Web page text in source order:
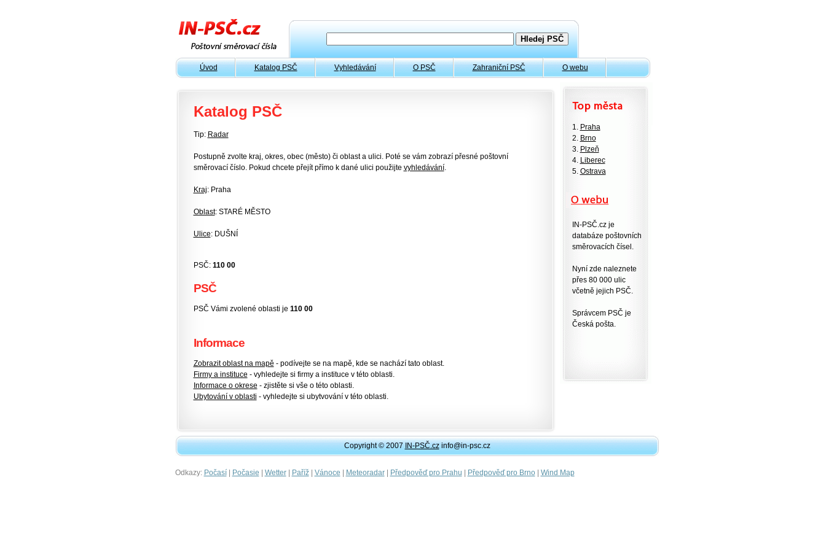
Úvod Katalog PSČ Vyhledávání O PSČ Zahraniční PSČ O webu
Katalog PSČ
Tip: Radar
Postupně zvolte kraj, okres, obec (město) či oblast a ulici. Poté se vám zobrazí přesné poštovní
směrovací číslo. Pokud chcete přejít přímo k dané ulici použijte vyhledávání.
Kraj: Praha
Oblast: STARÉ MĚSTO
Ulice: DUŠNÍ
PSČ: 110 00
PSČ
PSČ Vámi zvolené oblasti je 110 00
Informace
Zobrazit oblast na mapě - podívejte se na mapě, kde se nachází tato oblast.
Firmy a instituce - vyhledejte si firmy a instituce v této oblasti.
Informace o okrese - zjistěte si vše o této oblasti.
Ubytování v oblasti - vyhledejte si ubytvování v této oblasti.
1. Praha
2. Brno
3. Plzeň
4. Liberec
5. Ostrava
IN-PSČ.cz je
databáze poštovních
směrovacích čísel.
Nyní zde naleznete
přes 80 000 ulic
včetně jejich PSČ.
Správcem PSČ je
Česká pošta.
Copyright © 2007IN-PSČ.czinfo@in-psc.cz
Odkazy: Počasí| Počasie | Wetter| Paříž| Vánoce | Meteoradar| Předpověď pro Prahu | Předpověď pro Brno| Wind Map